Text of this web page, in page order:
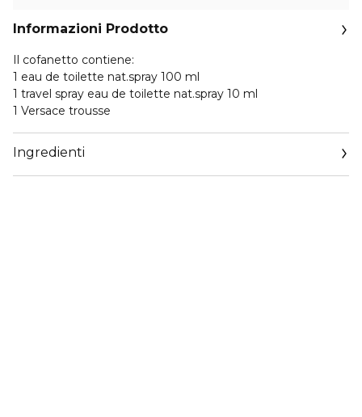
Informazioni Prodotto
Il cofanetto contiene:
1 eau de toilette nat.spray 100 ml
1 travel spray eau de toilette nat.spray 10 ml
1 Versace trousse
Ingredienti